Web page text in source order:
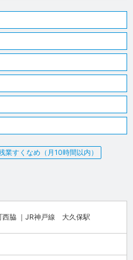
業すくなめ（月10時間以内）
西脇 ｜JR神戸線 大久保駅